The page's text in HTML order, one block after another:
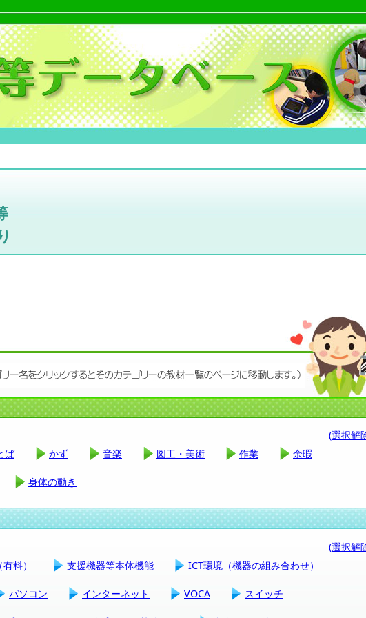
(選択解
ば かず 音楽 図工・美術 作業 余暇
身体の動き
(選択解
料） 支援機器等本体機能 ICT環境（機器の組み合わせ）
パソコン インターネット VOCA スイッチ